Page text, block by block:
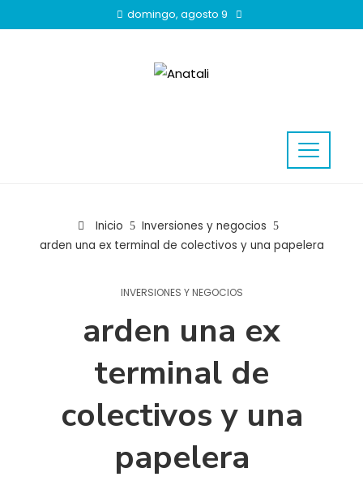
domingo, agosto 9
Inicio
Inversiones y negocios
arden una ex terminal de colectivos y una papelera
INVERSIONES Y NEGOCIOS
arden una ex
terminal de
colectivos y una
papelera